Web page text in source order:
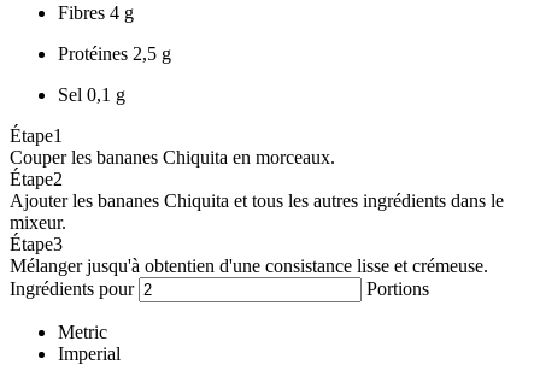
Fibres 4 g
Protéines 2,5 g
Sel 0,1 g
Étape1
Couper les bananes Chiquita en morceaux.
Étape2
Ajouter les bananes Chiquita et tous les autres ingrédients dans le
mixeur.
Étape3
Mélanger jusqu'à obtentien d'une consistance lisse et crémeuse.
Ingrédients pour
Portions
Metric
Imperial